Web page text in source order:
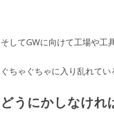
そしてGWに向けて工場や工
ぐちゃぐちゃに入り乱れて
どうにかしなけれ